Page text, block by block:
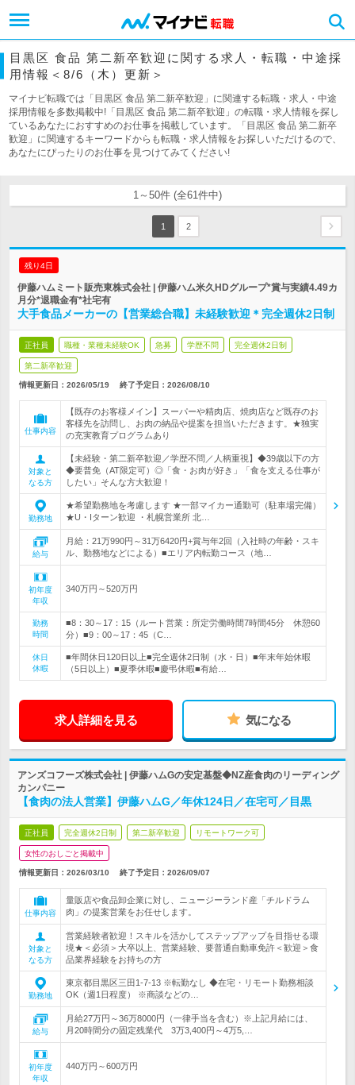
目黒区 食品 第二新卒歓迎に関する求人・転職・中途採
用情報＜8/6（木）更新＞
マイナビ転職では「目黒区 食品 第二新卒歓迎」に関連する転職・求人・中途
採用情報を多数掲載中!「目黒区 食品 第二新卒歓迎」の転職・求人情報を探し
ているあなたにおすすめのお仕事を掲載しています。「目黒区 食品 第二新卒
歓迎」に関連するキーワードからも転職・求人情報をお探しいただけるので、
あなたにぴったりのお仕事を見つけてみてください!
1～50件 (全61件中)
1 2
残り4日
伊藤ハムミート販売東株式会社 | 伊藤ハム米久HDグループ*賞与実績4.49カ
月分*退職金有*社宅有
大手食品メーカーの【営業総合職】未経験歓迎＊完全週休2日制
正社員 職種・業種未経験OK 急募 学歴不問 完全週休2日制
第二新卒歓迎
情報更新日：2026/05/19 終了予定日： 2026/08/10
仕事内容
【既存のお客様メイン】スーパーや精肉店、焼肉店など既存のお
客様先を訪問し、お肉の納品や提案を担当いただきます。★独実
の充実教育プログラムあり
対象と
なる方
【未経験・第二新卒歓迎／学歴不問／人柄重視】◆39歳以下の方
◆要普免（AT限定可）◎「食・お肉が好き」「食を支える仕事が
したい」そんな方大歓迎！
勤務地
★希望勤務地を考慮します ★一部マイカー通勤可（駐車場完備）
★U・Iターン歓迎 ・札幌営業所 北…
給与
月給：21万990円～31万6420円+賞与年2回（入社時の年齢・スキ
ル、勤務地などによる）■エリア内転勤コース（地…
初年度
年収
340万円～520万円
勤務
時間
■8：30～17：15（ルート営業：所定労働時間7時間45分 休憩60
分）■9：00～17：45（C…
休日
休暇
■年間休日120日以上■完全週休2日制（水・日）■年末年始休暇
（5日以上）■夏季休暇■慶弔休暇■有給…
求人詳細を見る 気になる
アンズコフーズ株式会社 | 伊藤ハムGの安定基盤◆NZ産食肉のリーディング
カンパニー
【食肉の法人営業】伊藤ハムG／年休124日／在宅可／目黒
正社員 完全週休2日制 第二新卒歓迎 リモートワーク可
女性のおしごと掲載中
情報更新日：2026/03/10 終了予定日： 2026/09/07
仕事内容
量販店や食品卸企業に対し、ニュージーランド産「チルドラム
肉」の提案営業をお任せします。
対象と
なる方
営業経験者歓迎！スキルを活かしてステップアップを目指せる環
境★＜必須＞大卒以上、営業経験、要普通自動車免許＜歓迎＞食
品業界経験をお持ちの方
勤務地
東京都目黒区三田1-7-13 ※転勤なし ◆在宅・リモート勤務相談
OK（週1日程度） ※商談などの…
給与
月給27万円～36万8000円（一律手当を含む）※上記月給には、
月20時間分の固定残業代 3万3,400円～4万5,…
初年度
年収
440万円～600万円